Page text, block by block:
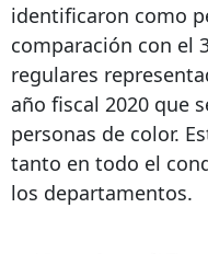
identificaron como
comparación con el
regulares
año fiscal 2020 que
personas de color.
tanto en todo el
los departamentos.